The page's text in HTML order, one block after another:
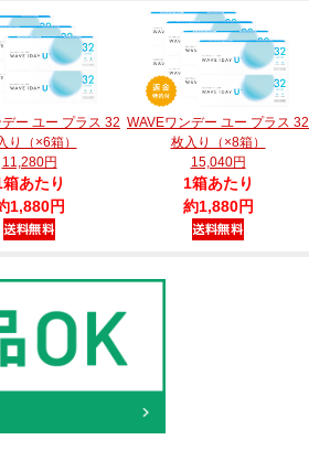
ー ユー プラス 32
り（×6箱）
11,280円
箱あたり
1,880円
WAVEワンデー ユー プラス 32
枚入り（×8箱）
15,040円
1箱あたり
約1,880円